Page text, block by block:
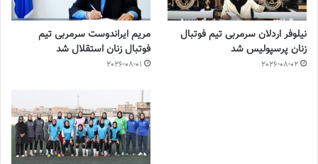
نیلوفر اردلان سرمربی تیم فوتبال
زنان پرسپولیس شد
2026-08-02
مریم ایراندوست سرمربی تیم
فوتبال زنان استقلال شد
2026-08-01